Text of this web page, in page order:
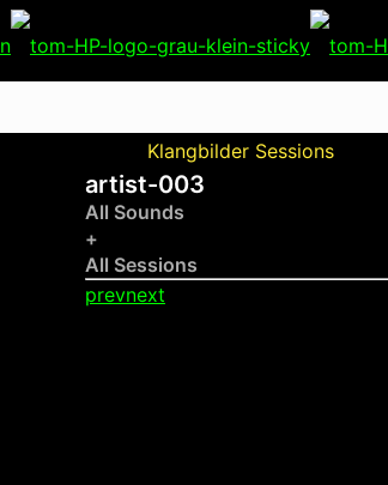
Klangbilder Sessions
artist-003
All Sounds
+
All Sessions
prevnext